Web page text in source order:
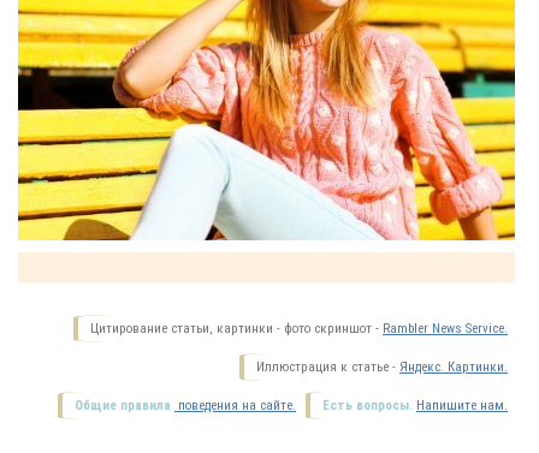
Цитирование статьи, картинки - фото скриншот - Rambler News Service.
Иллюстрация к статье - Яндекс. Картинки.
Есть вопросы. Напишите нам.
Общие правила поведения на сайте.